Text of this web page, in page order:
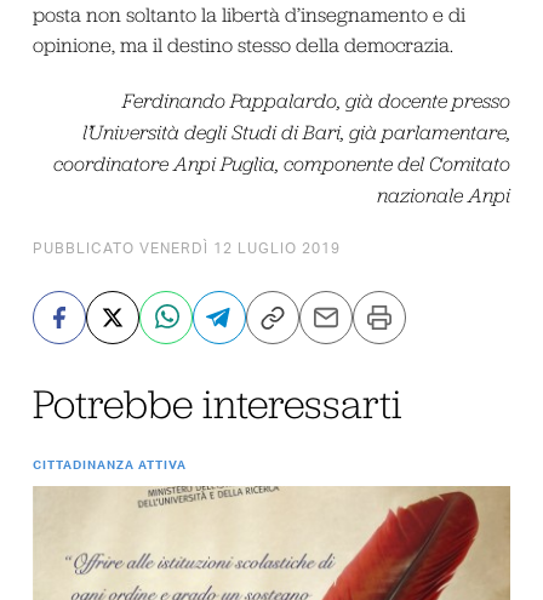
posta non soltanto la libertà d’insegnamento e di
opinione, ma il destino stesso della democrazia.
Ferdinando Pappalardo, già docente presso
l’Università degli Studi di Bari, già parlamentare,
coordinatore Anpi Puglia, componente del Comitato
nazionale Anpi
PUBBLICATO VENERDÌ 12 LUGLIO 2019
Potrebbe interessarti
CITTADINANZA ATTIVA